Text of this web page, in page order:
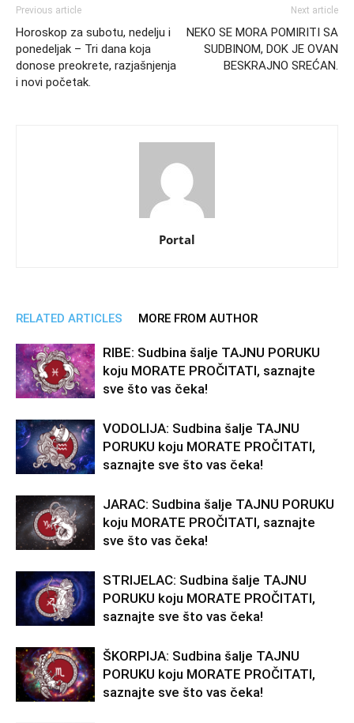
Previous article
Horoskop za subotu, nedelju i
ponedeljak – Tri dana koja
donose preokrete, razjašnjenja
i novi početak.
Next article
NEKO SE MORA POMIRITI SA
SUDBINOM, DOK JE OVAN
BESKRAJNO SREĆAN.
Portal
RELATED ARTICLES MORE FROM AUTHOR
RIBE: Sudbina šalje TAJNU PORUKU
koju MORATE PROČITATI, saznajte
sve što vas čeka!
VODOLIJA: Sudbina šalje TAJNU
PORUKU koju MORATE PROČITATI,
saznajte sve što vas čeka!
JARAC: Sudbina šalje TAJNU PORUKU
koju MORATE PROČITATI, saznajte
sve što vas čeka!
STRIJELAC: Sudbina šalje TAJNU
PORUKU koju MORATE PROČITATI,
saznajte sve što vas čeka!
ŠKORPIJA: Sudbina šalje TAJNU
PORUKU koju MORATE PROČITATI,
saznajte sve što vas čeka!